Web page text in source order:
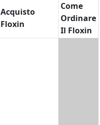
Acquisto
Floxin
Come
Ordinare
Il Floxin